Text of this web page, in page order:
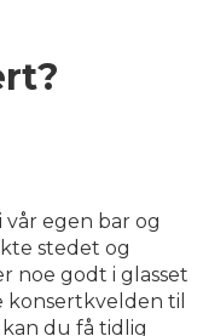
vår egen bar og
stedet og
noe godt i glasset
konsertkvelden til
du få tidlig